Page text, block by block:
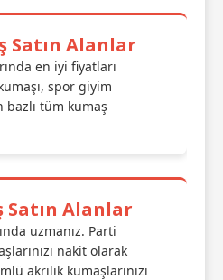
Satın Alanlar
en iyi fiyatları
spor giyim
bazlı tüm kumaş
Alanlar
uzmanız. Parti
nakit olarak
akrilik kumaşlarınızı